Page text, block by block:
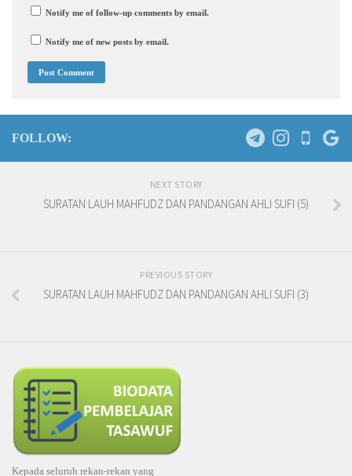
Notify me of follow-up comments by email.
Notify me of new posts by email.
FOLLOW:
NEXT STORY
SURATAN LAUH MAHFUDZ DAN PANDANGAN AHLI SUFI (5)
PREVIOUS STORY
SURATAN LAUH MAHFUDZ DAN PANDANGAN AHLI SUFI (3)
Kepada seluruh rekan-rekan yang